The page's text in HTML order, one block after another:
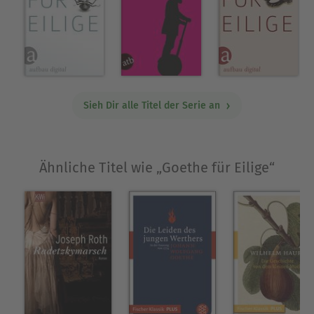
Klaus Seehafer wurde 1947 in Alsfeld/Hessen
geboren und wuchs in Bayern auf. Nach einer
Buchhändlerlehre besuchte er die
Fachhochschule für Bibliothekswesen in Stuttgart.
Diepholz/Niedersachsen. Er ist Mitglied des
seit 2000 angehört. Neben vielfältigen
journalistischen und literarischen Arbeiten,
Jugendbüchern und Anthologien hat Klaus
Seehafer im Aufbau-Verlag und im Aufbau
Taschenbuch Verlag folgende Bücher
herausgegeben: Johann Wolfgang Goethe, Mit
Seide näht man keinen groben Sack. Kleine feine
Fluren geh. Deutsche Naturgedichte der Klassik
Sieh Dir alle Titel der Serie an
Ähnliche Titel wie „Goethe für Eilige“